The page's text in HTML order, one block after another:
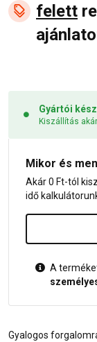
felett
Gyártói
Kiszállítás
Mikor és
Akár 0 Ft-tól
idő
A
Gyalogos